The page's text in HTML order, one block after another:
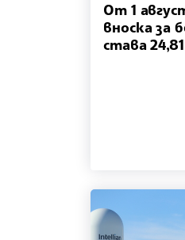
От 1
вноска за
става